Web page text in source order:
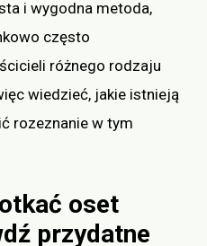
i wygodna metoda,
często
różnego rodzaju
wiedzieć, jakie istnieją
rozeznanie w tym
oset
przydatne